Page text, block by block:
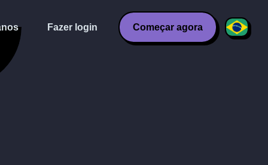
Fazer login Começar agora